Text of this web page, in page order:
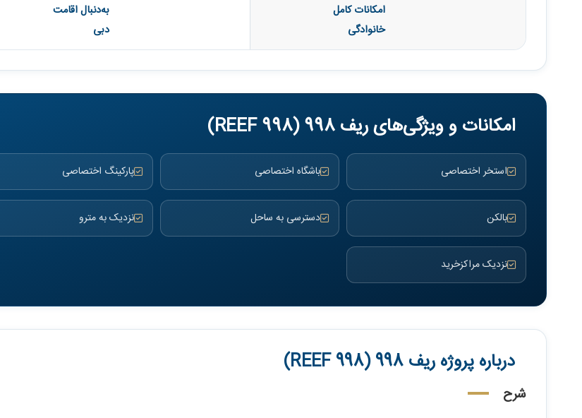
امکانات کامل
خانوادگی
به‌دنبال اقامت
دبی
امکانات و ویژگی‌های ریف 998 (REEF 998)
استخر اختصاصی باشگاه اختصاصی پارکینگ اختصاصی
بالکن دسترسی به ساحل نزدیک به مترو
نزدیک مراکزخرید
درباره پروژه ریف 998 (REEF 998)
شرح